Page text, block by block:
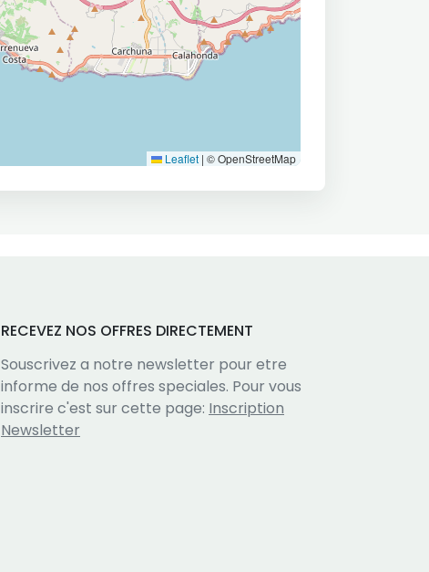
Leaflet | © OpenStreetMap
RECEVEZ NOS OFFRES DIRECTEMENT
Souscrivez a notre newsletter pour etre
informe de nos offres speciales. Pour vous
inscrire c'est sur cette page: Inscription
Newsletter